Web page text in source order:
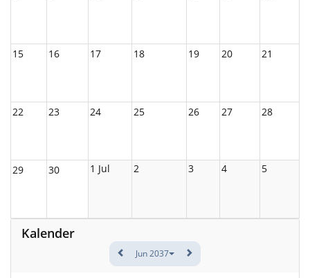
15 16 17 18 19 20 21
22 23 24 25 26 27 28
29 30 1 Jul 2 3 4 5
Kalender
Jun 2037